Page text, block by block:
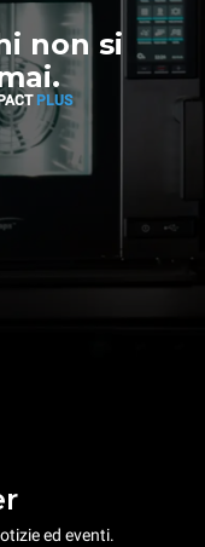
non si
PLUS
ed eventi.